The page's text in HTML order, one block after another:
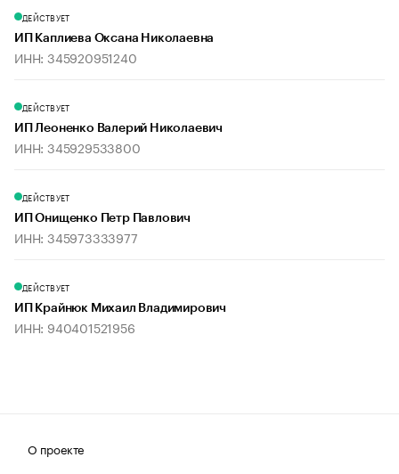
ДЕЙСТВУЕТ
ИП Каплиева Оксана Николаевна
ИНН: 345920951240
ДЕЙСТВУЕТ
ИП Леоненко Валерий Николаевич
ИНН: 345929533800
ДЕЙСТВУЕТ
ИП Онищенко Петр Павлович
ИНН: 345973333977
ДЕЙСТВУЕТ
ИП Крайнюк Михаил Владимирович
ИНН: 940401521956
О проекте